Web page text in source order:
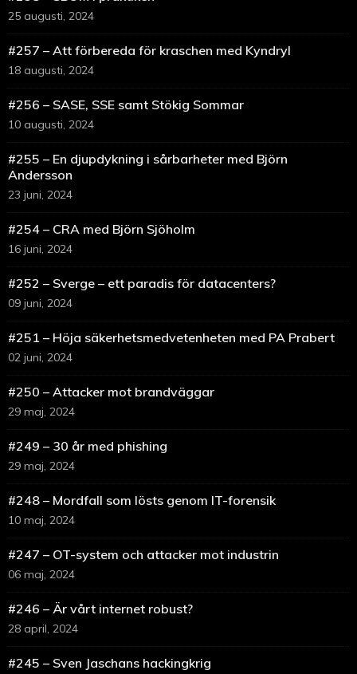
25 augusti, 2024
#257 – Att förbereda för kraschen med Kyndryl
18 augusti, 2024
#256 – SASE, SSE samt Stökig Sommar
10 augusti, 2024
#255 – En djupdykning i sårbarheter med Björn
Andersson
23 juni, 2024
#254 – CRA med Björn Sjöholm
16 juni, 2024
#252 – Sverge – ett paradis för datacenters?
09 juni, 2024
#251 – Höja säkerhetsmedvetenheten med PA Prabert
02 juni, 2024
#250 – Attacker mot brandväggar
29 maj, 2024
#249 – 30 år med phishing
29 maj, 2024
#248 – Mordfall som lösts genom IT-forensik
10 maj, 2024
#247 – OT-system och attacker mot industrin
06 maj, 2024
#246 – Är vårt internet robust?
28 april, 2024
#245 – Sven Jaschans hackingkrig